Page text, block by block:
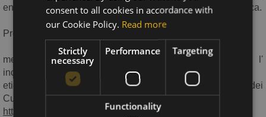
entro il 31 Agosto 2025. E' necessaria una buona forma fisica.
Programma del Corso:
mercoledì pomeriggio: arrivo e sistemazione, seguira' l'
incontro con la Chef che illustrera' la sua visione,
etica e sostenibile, così come la filosofia dell' Alleanza dei
Cuochi Slow Food
https://www.fondazioneslowfood.com/it/cosa-
consent to all cookies in accordance with
our Cookie Policy. Read more
Strictly
necessary
Performance Targeting
Functionality